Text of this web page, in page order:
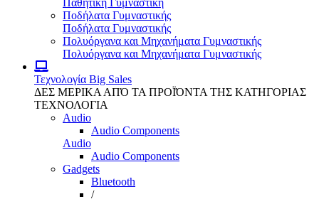
Παθητική Γυμναστική
Ποδήλατα Γυμναστικής
Ποδήλατα Γυμναστικής
Πολυόργανα και Μηχανήματα Γυμναστικής
Πολυόργανα και Μηχανήματα Γυμναστικής
Τεχνολογία Big Sales
ΔΕΣ ΜΕΡΙΚΑ ΑΠΌ ΤΑ ΠΡΟΪΌΝΤΑ ΤΗΣ ΚΑΤΗΓΟΡΙΑΣ
ΤΕΧΝΟΛΟΓΙΑ
Audio
Audio Components
Audio
Audio Components
Gadgets
Bluetooth
/